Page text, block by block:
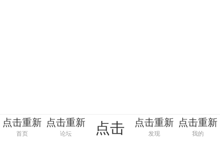
点击重新
加载
首页
点击重新
加载
论坛 点击
点击重新
加载
发现
点击重新
加载
我的